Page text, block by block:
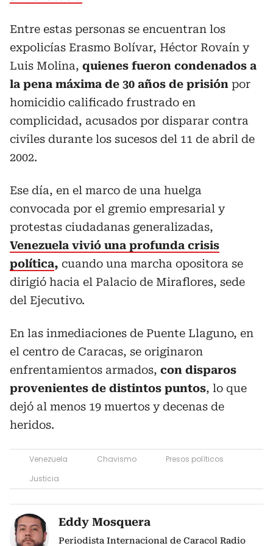
Entre estas personas se encuentran los
expolicías Erasmo Bolívar, Héctor Rovaín y
Luis Molina, quienes fueron condenados a
la pena máxima de 30 años de prisión por
homicidio calificado frustrado en
complicidad, acusados por disparar contra
civiles durante los sucesos del 11 de abril de
2002.
Ese día, en el marco de una huelga
convocada por el gremio empresarial y
protestas ciudadanas generalizadas,
Venezuela vivió una profunda crisis
política, cuando una marcha opositora se
dirigió hacia el Palacio de Miraflores, sede
del Ejecutivo.
En las inmediaciones de Puente Llaguno, en
el centro de Caracas, se originaron
enfrentamientos armados, con disparos
provenientes de distintos puntos, lo que
dejó al menos 19 muertos y decenas de
heridos.
Venezuela Chavismo
Presos políticos
Justicia
Eddy Mosquera
Periodista Internacional de Caracol Radio